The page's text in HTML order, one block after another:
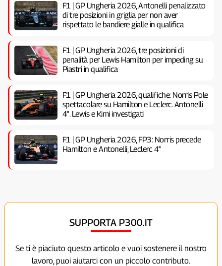
F1 | GP Ungheria 2026, Antonelli penalizzato
di tre posizioni in griglia per non aver
rispettato le bandiere gialle in qualifica
F1 | GP Ungheria 2026, tre posizioni di
penalità per Lewis Hamilton per impeding su
Piastri in qualifica
F1 | GP Ungheria 2026, qualifiche: Norris Pole
spettacolare su Hamilton e Leclerc. Antonelli
4°. Lewis e Kimi investigati
F1 | GP Ungheria 2026, FP3: Norris precede
Hamilton e Antonelli, Leclerc 4°
SUPPORTA P300.IT
Se ti è piaciuto questo articolo e vuoi sostenere il nostro
lavoro, puoi aiutarci con un piccolo contributo.